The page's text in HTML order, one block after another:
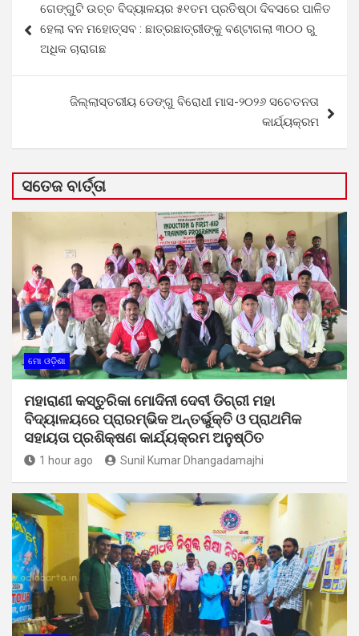
navigation
ଗେଙ୍ଗୁଟି ଉଚ୍ଚ ବିଦ୍ୟାଳୟର ୫୧ତମ ପ୍ରତିଷ୍ଠା ଦିବସରେ ପାଳିତ
ହେଲା ବନ ମହୋତ୍ସବ : ଛାତ୍ରଛାତ୍ରୀଙ୍କୁ ବଣ୍ଟାଗଲା ୩୦୦ ରୁ
ଅଧିକ ଚାରାଗଛ
ଜିଲ୍ଲାସ୍ତରୀୟ ଡେଙ୍ଗୁ ବିରୋଧୀ ମାସ-୨୦୨୬ ସଚେତନତା
କାର୍ଯ୍ୟକ୍ରମ
ସତେଜ ବାର୍ତ୍ତା
ମୋ ଓଡ଼ିଶା
ମହାରାଣୀ କସ୍ତୁରିକା ମୋଦିନୀ ଦେବୀ ଡିଗ୍ରୀ ମହା
ବିଦ୍ୟାଳୟରେ ପ୍ରାରମ୍ଭିକ ଅନ୍ତର୍ଭୁକ୍ତି ଓ ପ୍ରାଥମିକ
ସହାୟତା ପ୍ରଶିକ୍ଷଣ କାର୍ଯ୍ୟକ୍ରମ ଅନୁଷ୍ଠିତ
1 hour ago Sunil Kumar Dhangadamajhi